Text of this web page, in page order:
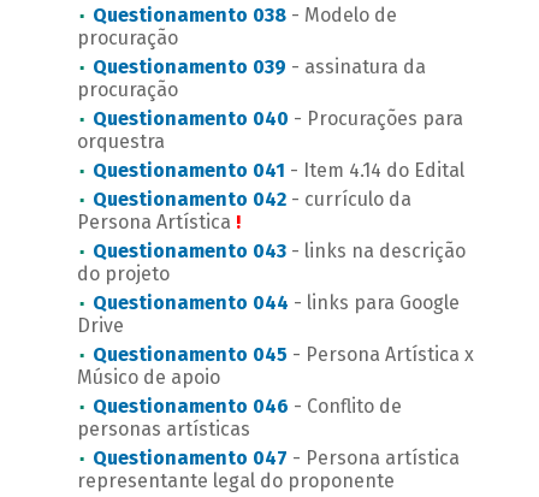
Questionamento 038 - Modelo de
procuração
Questionamento 039 - assinatura da
procuração
Questionamento 040 - Procurações para
orquestra
Questionamento 041 - Item 4.14 do Edital
Questionamento 042 - currículo da
Persona Artística !
Questionamento 043 - links na descrição
do projeto
Questionamento 044 - links para Google
Drive
Questionamento 045 - Persona Artística x
Músico de apoio
Questionamento 046 - Conflito de
personas artísticas
Questionamento 047 - Persona artística
representante legal do proponente